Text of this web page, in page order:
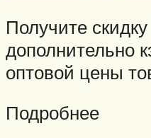
Получите
дополнительно
оптовой цены
Подробнее